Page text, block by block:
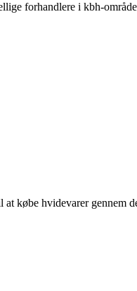
forhandlere i kbh-
hvidevarer gennem